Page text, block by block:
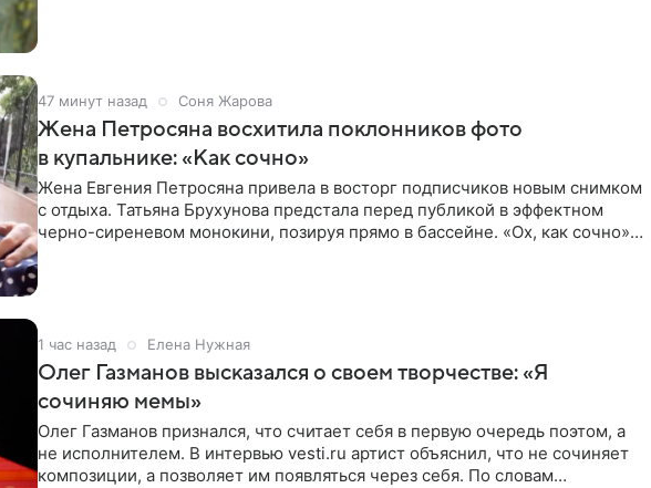
47 минут назад Соня Жарова
Жена Петросяна восхитила поклонников фото
в купальнике: «Как сочно»
Жена Евгения Петросяна привела в восторг подписчиков новым снимком
с отдыха. Татьяна Брухунова предстала перед публикой в эффектном
черно-сиреневом монокини, позируя прямо в бассейне. «Ох, как сочно»,
1 час назад Елена Нужная
Олег Газманов высказался о своем творчестве: «Я
сочиняю мемы»
Олег Газманов признался, что считает себя в первую очередь поэтом, а
не исполнителем. В интервью vesti.ru артист объяснил, что не сочиняет
композиции, а позволяет им появляться через себя. По словам